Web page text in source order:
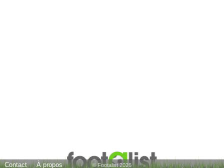
Contact À propos © Footalist 2026